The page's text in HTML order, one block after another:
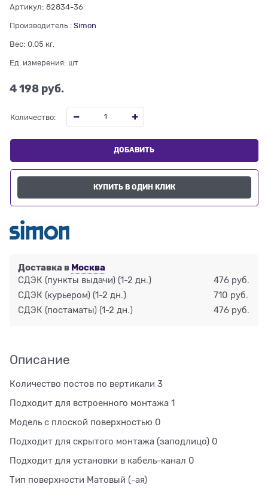
Артикул: 82834-36
Производитель : Simon
Вес: 0.05 кг.
Ед. измерения: шт
4 198 руб.
Количество:
ДОБАВИТЬ
КУПИТЬ В ОДИН КЛИК
Доставка в Москва
СДЭК (пункты выдачи) (1-2 дн.)
476 руб.
СДЭК (курьером) (1-2 дн.)
710 руб.
СДЭК (постаматы) (1-2 дн.) 476 руб.
Описание
Количество постов по вертикали 3
Подходит для встроенного монтажа 1
Модель с плоской поверхностью 0
Подходит для скрытого монтажа (заподлицо) 0
Подходит для установки в кабель-канал 0
Тип поверхности Матовый (-ая)